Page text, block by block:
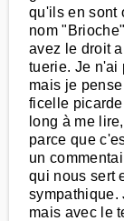
qu'ils en sont
nom
avez le droit
tuerie. Je n'ai
mais je
ficelle
long à me
parce que
un
qui nous sert
sympathique.
mais avec le